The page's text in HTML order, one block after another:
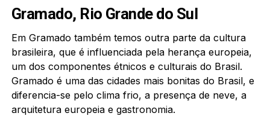
Gramado, Rio Grande do Sul
Em Gramado também temos outra parte da cultura
brasileira, que é influenciada pela herança europeia,
um dos componentes étnicos e culturais do Brasil.
Gramado é uma das cidades mais bonitas do Brasil, e
diferencia-se pelo clima frio, a presença de neve, a
arquitetura europeia e gastronomia.